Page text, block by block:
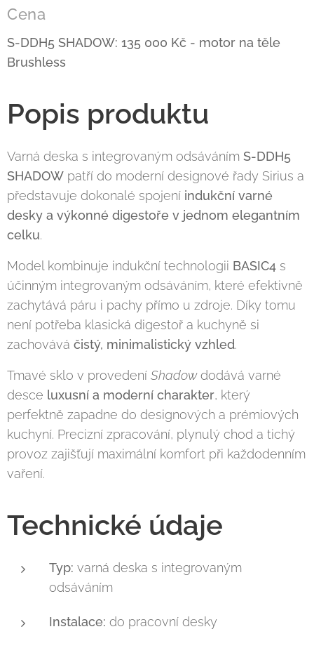
Cena
S-DDH5 SHADOW: 135 000 Kč - motor na těle
Brushless
Popis produktu
Varná deska s integrovaným odsáváním S-DDH5
SHADOW patří do moderní designové řady Sirius a
představuje dokonalé spojení indukční varné
desky a výkonné digestoře v jednom elegantním
celku.
Model kombinuje indukční technologii BASIC4 s
účinným integrovaným odsáváním, které efektivně
zachytává páru i pachy přímo u zdroje. Díky tomu
není potřeba klasická digestoř a kuchyně si
zachovává čistý, minimalistický vzhled.
Tmavé sklo v provedení Shadowdodává varné
desce luxusní a moderní charakter, který
perfektně zapadne do designových a prémiových
kuchyní. Precizní zpracování, plynulý chod a tichý
provoz zajišťují maximální komfort při každodenním
vaření.
Technické údaje
Typ: varná deska s integrovaným
odsáváním
Instalace: do pracovní desky